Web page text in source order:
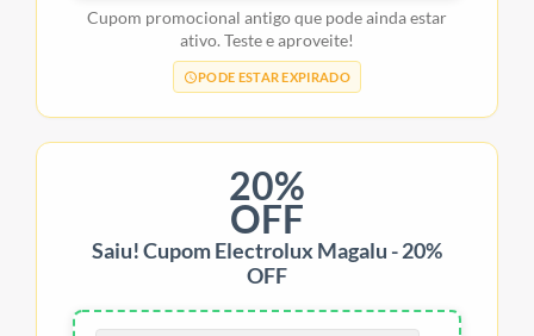
Cupom promocional antigo que pode ainda estar
ativo. Teste e aproveite!
PODE ESTAR EXPIRADO
20%
OFF
Saiu! Cupom Electrolux Magalu - 20%
OFF